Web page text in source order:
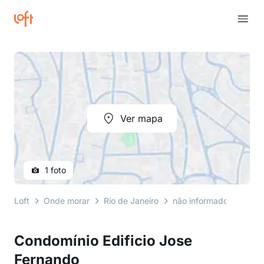
Condomínio Edificio Jose
Fernando
Ver mapa
1 foto
Loft Onde morar Rio de Janeiro não informado